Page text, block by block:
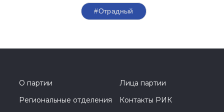
#Отрадный
О партии
Лица партии
Региональные отделения
Контакты РИК